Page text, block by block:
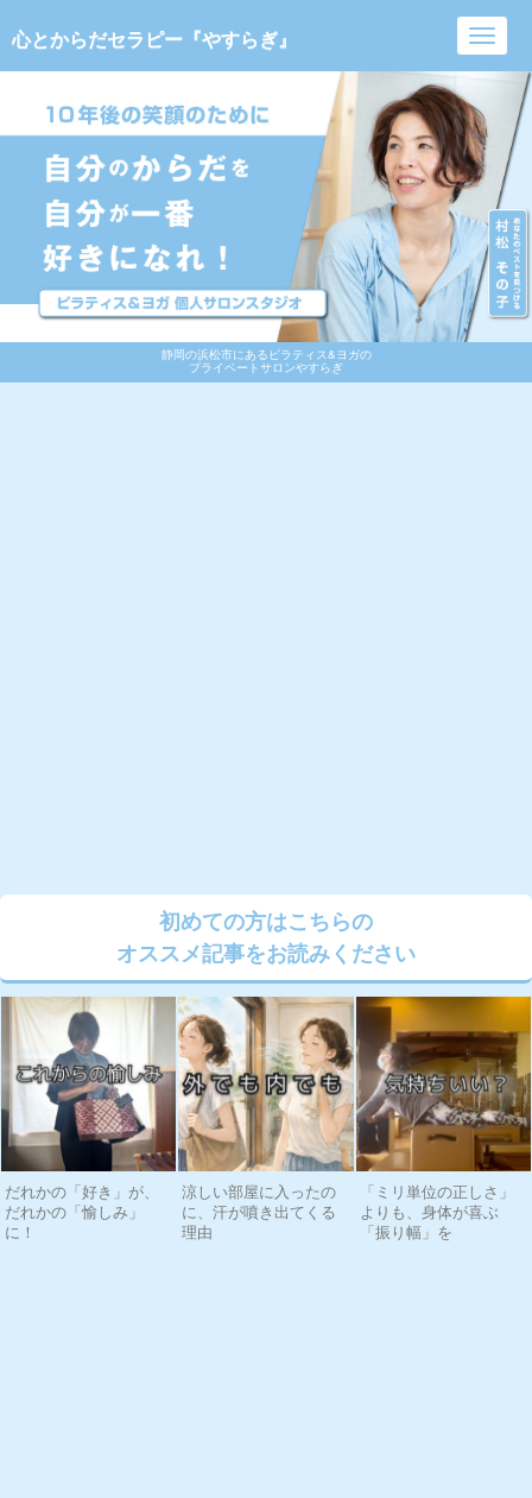
静岡の浜松市にあるピラティス&ヨガの
プライベートサロンやすらぎ
心とからだセラピー『やすらぎ』
初めての方はこちらの
オススメ記事をお読みください
だれかの「好き」が、
だれかの「愉しみ」
に！
涼しい部屋に入ったの
に、汗が噴き出てくる
理由
「ミリ単位の正しさ」
よりも、身体が喜ぶ
「振り幅」を